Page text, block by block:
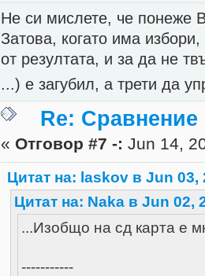
Не си мислете, че понеже
Затова, когато има
от резултата, и за да не
...) е загубил, а трети да
Re:
« Отговор #7 -: Jun 14,
Цитат на: laskov в Jun 03,
Цитат на: Naka в Jun 02,
...Изобщо на сд карта е
-----------